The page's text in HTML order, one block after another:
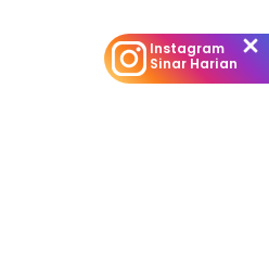
Instagram
Sinar Harian